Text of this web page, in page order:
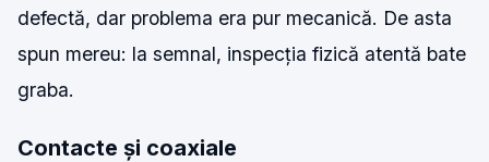
defectă, dar problema era pur mecanică. De asta
spun mereu: la semnal, inspecția fizică atentă bate
graba.
Contacte și coaxiale